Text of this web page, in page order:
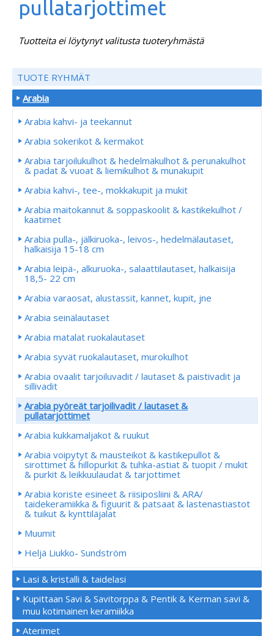
pullatarjottimet
Tuotteita ei löytynyt valitusta tuoteryhmästä
TUOTE RYHMÄT
Arabia
Arabia kahvi- ja teekannut
Arabia sokerikot & kermakot
Arabia tarjoilukulhot & hedelmäkulhot & perunakulhot
& padat & vuoat & liemikulhot & munakupit
Arabia kahvi-, tee-, mokkakupit ja mukit
Arabia maitokannut & soppaskoolit & kastikekulhot /
kaatimet
Arabia pulla-, jälkiruoka-, leivos-, hedelmälautaset,
halkaisija 15-18 cm
Arabia leipä-, alkuruoka-, salaattilautaset, halkaisija
18,5- 22 cm
Arabia varaosat, alustassit, kannet, kupit, jne
Arabia seinälautaset
Arabia matalat ruokalautaset
Arabia syvät ruokalautaset, murokulhot
Arabia ovaalit tarjoiluvadit / lautaset & paistivadit ja
sillivadit
Arabia pyöreät tarjoilivadit / lautaset &
pullatarjottimet
Arabia kukkamaljakot & ruukut
Arabia voipytyt & mausteikot & kastikepullot &
sirottimet & hillopurkit & tuhka-astiat & tuopit / mukit
& purkit & leikkuulaudat & tarjottimet
Arabia koriste esineet & riisiposliini & ARA/
taidekeramiikka & figuurit & patsaat & lastenastiastot
& tuikut & kynttiläjalat
Muumit
Heljä Liukko- Sundström
Lasi & kristalli & taidelasi
Kupittaan Savi & Savitorppa & Pentik & Kerman savi &
muu kotimainen keramiikka
Aterimet